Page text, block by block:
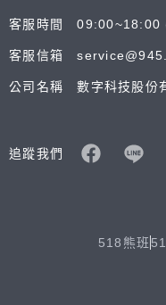
客服時間 09:00~18:00
客服信箱
公司名稱 數字科技股份
追蹤我們
518熊班